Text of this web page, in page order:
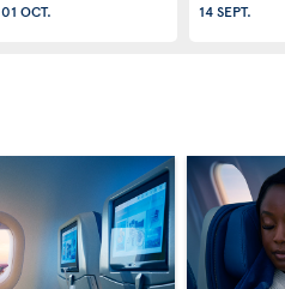
01 OCT.
14 SEPT.